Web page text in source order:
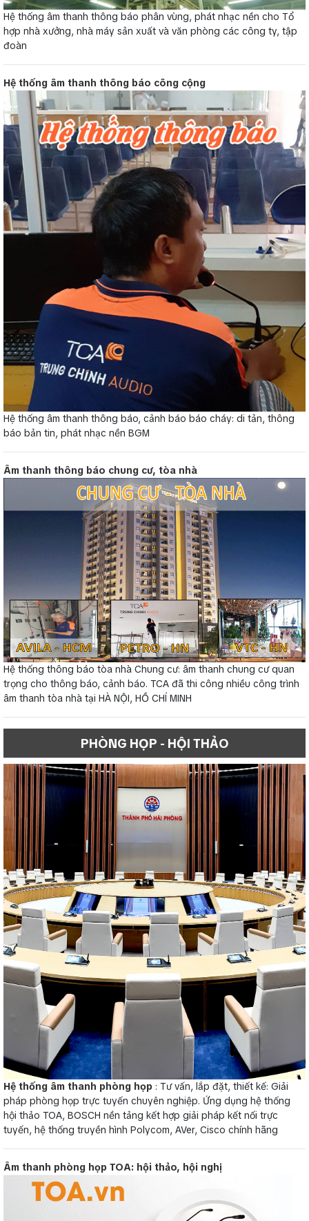
Hệ thống âm thanh thông báo phân vùng, phát nhạc nền cho Tổ
hợp nhà xưởng, nhà máy sản xuất và văn phòng các công ty, tập
đoàn
Hệ thống âm thanh thông báo công cộng
Hệ thống âm thanh thông báo, cảnh báo báo cháy: di tản, thông
báo bản tin, phát nhạc nền BGM
Âm thanh thông báo chung cư, tòa nhà
Hệ thống thông báo tòa nhà Chung cư: âm thanh chung cư quan
trọng cho thông báo, cảnh báo. TCA đã thi công nhiều công trình
âm thanh tòa nhà tại HÀ NỘI, HỒ CHÍ MINH
PHÒNG HỌP - HỘI THẢO
Hệ thống âm thanh phòng họp : Tư vấn, lắp đặt, thiết kế: Giải
pháp phòng họp trực tuyến chuyên nghiệp. Ứng dụng hệ thống
hội thảo TOA, BOSCH nền tảng kết hợp giải pháp kết nối trực
tuyến, hệ thống truyền hình Polycom, AVer, Cisco chính hãng
Âm thanh phòng họp TOA: hội thảo, hội nghị